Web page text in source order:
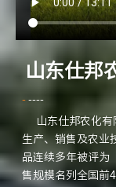
山东仕邦
- ----
山东仕邦农化有
生产、销售及农业
品连续多年被评
售规模名列全国前